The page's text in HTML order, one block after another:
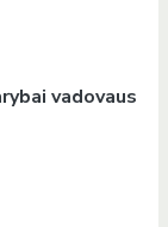
vadovaus